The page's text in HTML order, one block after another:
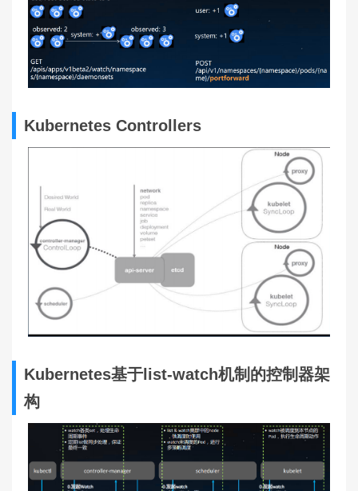
Kubernetes Controllers
Kubernetes基于list-watch机制的控制器架
构